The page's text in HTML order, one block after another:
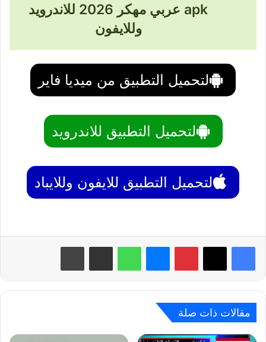
apk عربي مهكر 2026 للاندرويد
وللايفون
لتحميل التطبيق من ميديا فاير
لتحميل التطبيق للاندرويد
لتحميل التطبيق للايفون وللايباد
بينتيريست واتساب
مقالات ذات صلة